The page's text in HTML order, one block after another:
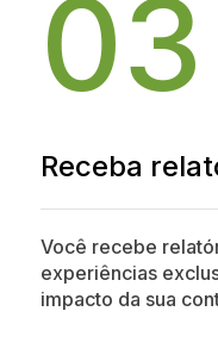
03
Receba
Você recebe
experiências
impacto da sua